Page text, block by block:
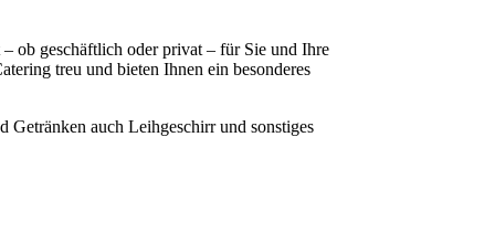
ob geschäftlich oder privat – für Sie und Ihre
treu und bieten Ihnen ein besonderes
Getränken auch Leihgeschirr und sonstiges